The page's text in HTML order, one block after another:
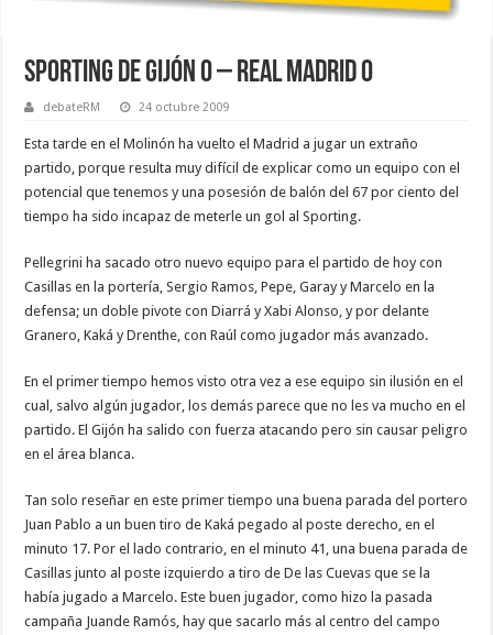
Sporting de Gijón 0 – Real Madrid 0
debateRM 24 octubre 2009
Esta tarde en el Molinón ha vuelto el Madrid a jugar un extraño
partido, porque resulta muy difícil de explicar como un equipo con el
potencial que tenemos y una posesión de balón del 67 por ciento del
tiempo ha sido incapaz de meterle un gol al Sporting.
Pellegrini ha sacado otro nuevo equipo para el partido de hoy con
Casillas en la portería, Sergio Ramos, Pepe, Garay y Marcelo en la
defensa; un doble pivote con Diarrá y Xabi Alonso, y por delante
Granero, Kaká y Drenthe, con Raúl como jugador más avanzado.
En el primer tiempo hemos visto otra vez a ese equipo sin ilusión en el
cual, salvo algún jugador, los demás parece que no les va mucho en el
partido. El Gijón ha salido con fuerza atacando pero sin causar peligro
en el área blanca.
Tan solo reseñar en este primer tiempo una buena parada del portero
Juan Pablo a un buen tiro de Kaká pegado al poste derecho, en el
minuto 17. Por el lado contrario, en el minuto 41, una buena parada de
Casillas junto al poste izquierdo a tiro de De las Cuevas que se la
había jugado a Marcelo. Este buen jugador, como hizo la pasada
campaña Juande Ramós, hay que sacarlo más al centro del campo